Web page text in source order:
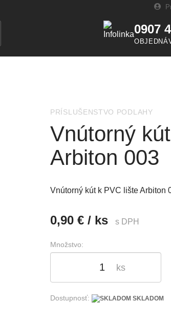
PRÍSLUŠENSTVO PODLAHY
Vnútorný
Arbiton 003
Vnútorný kút k PVC lište Arbiton
0,90 € / ks s DPH
Množstvo:
ks
Dostupnosť: SKLADOM
0907